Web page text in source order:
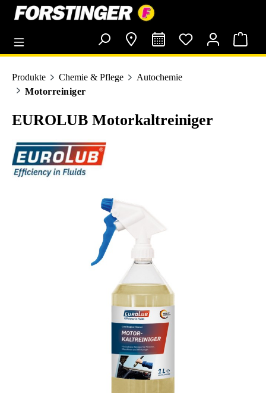
springen
Produkte Chemie & Pflege
Autochemie
Motorreiniger
EUROLUB Motorkaltreiniger
Bildergalerie überspringen